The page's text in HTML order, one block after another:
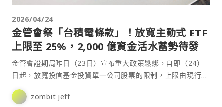
2026/04/24
金管會祭「台積電條款」！放寬主動式 ETF
上限至 25%，2,000 億資金活水蓄勢待發
金管會證期局昨日（23日）宣布重大政策鬆綁，自即（24）
日起，放寬投信基金投資單一公司股票的限制，上限由現行的
10% 有條件拉高至 25%。此舉被市場視為專為護國⋯
zombit jeff